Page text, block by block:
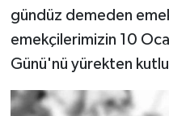
gündüz demeden
emekçilerimizin 10
Günü'nü yürekten